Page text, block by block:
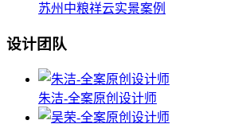
苏州中粮祥云实景案例
设计团队
朱洁-全案原创设计师